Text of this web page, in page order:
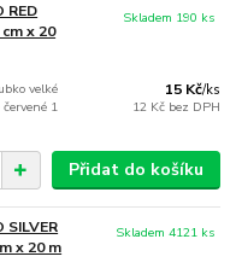
RED
x 20
velké
1
15 Kč/ks
12 Kč bez DPH
Skladem 190 ks
Přidat do košíku
x 20 m
Skladem 4121 ks